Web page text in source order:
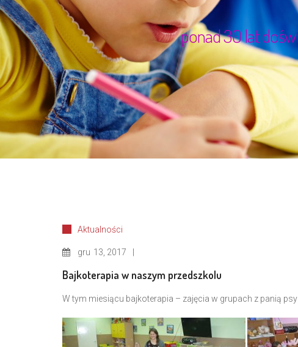
Aktualności
gru 13, 2017
Bajkoterapia w naszym przedszkolu
W tym miesiącu bajkoterapia – zajęcia w grupach z panią